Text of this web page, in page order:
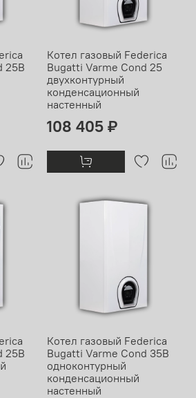
25В
Котел газовый Federica
Bugatti Varme Cond 25
двухконтурный
конденсационный
настенный
108 405 ₽
25В
Котел газовый Federica
Bugatti Varme Cond 35В
одноконтурный
конденсационный
настенный